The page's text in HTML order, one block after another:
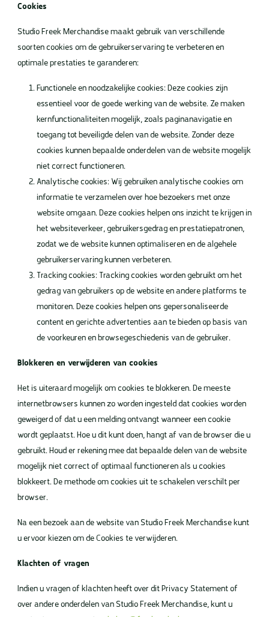
Cookies
Studio Freek Merchandise maakt gebruik van verschillende
soorten cookies om de gebruikerservaring te verbeteren en
optimale prestaties te garanderen:
Functionele en noodzakelijke cookies: Deze cookies zijn
essentieel voor de goede werking van de website. Ze maken
kernfunctionaliteiten mogelijk, zoals paginanavigatie en
toegang tot beveiligde delen van de website. Zonder deze
cookies kunnen bepaalde onderdelen van de website mogelijk
niet correct functioneren.
Analytische cookies: Wij gebruiken analytische cookies om
informatie te verzamelen over hoe bezoekers met onze
website omgaan. Deze cookies helpen ons inzicht te krijgen in
het websiteverkeer, gebruikersgedrag en prestatiepatronen,
zodat we de website kunnen optimaliseren en de algehele
gebruikerservaring kunnen verbeteren.
Tracking cookies: Tracking cookies worden gebruikt om het
gedrag van gebruikers op de website en andere platforms te
monitoren. Deze cookies helpen ons gepersonaliseerde
content en gerichte advertenties aan te bieden op basis van
de voorkeuren en browsegeschiedenis van de gebruiker.
Blokkeren en verwijderen van cookies
Het is uiteraard mogelijk om cookies te blokkeren. De meeste
internetbrowsers kunnen zo worden ingesteld dat cookies worden
geweigerd of dat u een melding ontvangt wanneer een cookie
wordt geplaatst. Hoe u dit kunt doen, hangt af van de browser die u
gebruikt. Houd er rekening mee dat bepaalde delen van de website
mogelijk niet correct of optimaal functioneren als u cookies
blokkeert. De methode om cookies uit te schakelen verschilt per
browser.
Na een bezoek aan de website van Studio Freek Merchandise kunt
u ervoor kiezen om de Cookies te verwijderen.
Klachten of vragen
Indien u vragen of klachten heeft over dit Privacy Statement of
over andere onderdelen van Studio Freek Merchandise, kunt u